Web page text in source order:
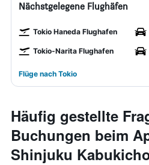
Nächstgelegene Flughäfen
Tokio Haneda Flughafen
Tokio-Narita Flughafen
Flüge nach Tokio
Häufig gestellte
Buchungen beim
Shinjuku